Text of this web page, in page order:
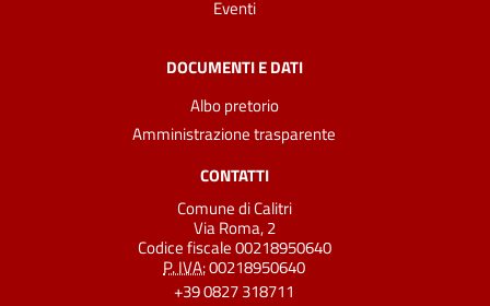
Eventi
DOCUMENTI E DATI
Albo pretorio
Amministrazione trasparente
CONTATTI
Comune di Calitri
Via Roma, 2
Codice fiscale 00218950640
P. IVA:00218950640
+39 0827 318711